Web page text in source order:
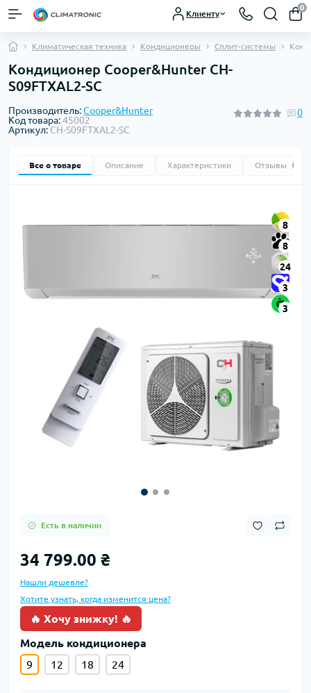
Клиенту
0
Климатическая техника Кондиционеры Сплит-системы
Кондиционер Cooper&Hunter CH-
S09FTXAL2-SC
Производитель:Cooper&Hunter
Код товара:45002
Артикул: CH-S09FTXAL2-SC
0
Все о товаре Описание Характеристики Отзывы
8
8
24
3
3
Есть в наличии
34 799.00 ₴
Нашли дешевле?
Хотите узнать, когда изменится цена?
🔥 Хочу знижку! 🔥
Модель кондиционера
9
12 18 24